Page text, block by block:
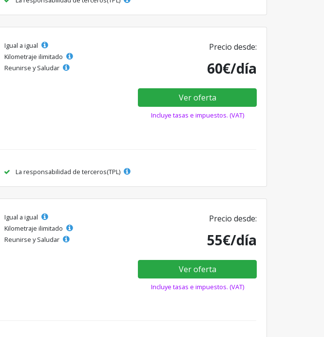
Igual a igual
Kilometraje ilimitado
Reunirse y Saludar
Precio desde:
60€/día
Ver oferta
Incluye tasas e impuestos. (VAT)
La responsabilidad de terceros(TPL)
Igual a igual
Kilometraje ilimitado
Reunirse y Saludar
Precio desde:
55€/día
Ver oferta
Incluye tasas e impuestos. (VAT)